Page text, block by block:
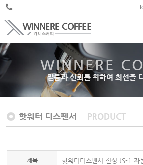
WINNERE
믿음과 신뢰를 위하여 최선을
WINNERE
믿음과 신뢰를 위하여 최선을
핫워터 디스펜서 PRODUCT
제목 핫워터디스펜서 진성 JS-1 자